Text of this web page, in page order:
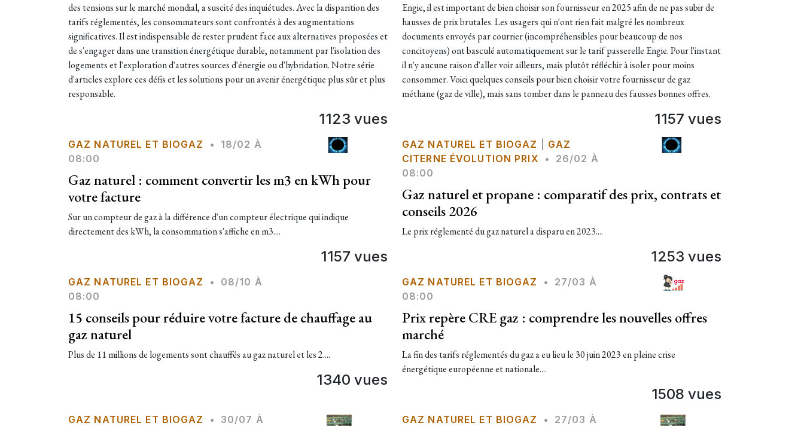
des tensions sur le marché mondial, a suscité des inquiétudes. Avec la disparition des
tarifs réglementés, les consommateurs sont confrontés à des augmentations
significatives. Il est indispensable de rester prudent face aux alternatives proposées et
de s'engager dans une transition énergétique durable, notamment par l'isolation des
logements et l'exploration d'autres sources d'énergie ou d'hybridation. Notre série
d'articles explore ces défis et les solutions pour un avenir énergétique plus sûr et plus
responsable.
1123 vues
Engie, il est important de bien choisir son fournisseur en 2025 afin de ne pas subir de
hausses de prix brutales. Les usagers qui n'ont rien fait malgré les nombreux
documents envoyés par courrier (incompréhensibles pour beaucoup de nos
concitoyens) ont basculé automatiquement sur le tarif passerelle Engie. Pour l'instant
il n'y aucune raison d'aller voir ailleurs, mais plutôt réfléchir à isoler pour moins
consommer. Voici quelques conseils pour bien choisir votre fournisseur de gaz
méthane (gaz de ville), mais sans tomber dans le panneau des fausses bonnes offres.
1157 vues
GAZ NATUREL ET BIOGAZ •
18/02 À
08:00
Gaz naturel : comment convertir les m3 en kWh pour
votre facture
Sur un compteur de gaz à la différence d'un compteur électrique qui indique
directement des kWh, la consommation s'affiche en m3....
1157 vues
GAZ NATUREL ET BIOGAZ
GAZ
CITERNE ÉVOLUTION PRIX
•
26/02 À
08:00
Gaz naturel et propane : comparatif des prix, contrats et
conseils 2026
Le prix réglementé du gaz naturel a disparu en 2023....
1253 vues
GAZ NATUREL ET BIOGAZ •
08/10 À
08:00
15 conseils pour réduire votre facture de chauffage au
gaz naturel
Plus de 11 millions de logements sont chauffés au gaz naturel et les 2....
1340 vues
GAZ NATUREL ET BIOGAZ •
27/03 À
08:00
Prix repère CRE gaz : comprendre les nouvelles offres
marché
La fin des tarifs réglementés du gaz a eu lieu le 30 juin 2023 en pleine crise
énergétique européenne et nationale....
1508 vues
GAZ NATUREL ET BIOGAZ •
30/07 À
GAZ NATUREL ET BIOGAZ •
27/03 À